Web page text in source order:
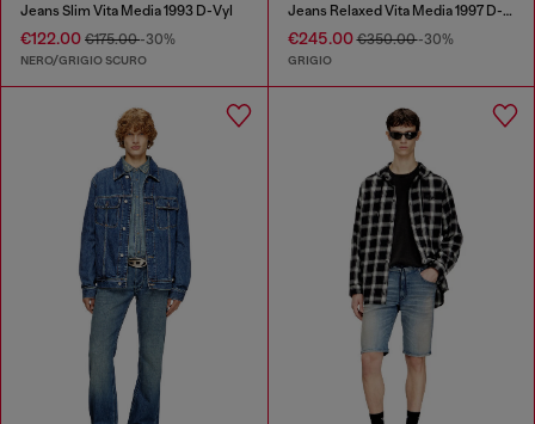
Jeans Slim Vita Media 1993 D-Vyl
€122.00 €175.00-30%
NERO/GRIGIO SCURO
Jeans Relaxed Vita Media 1997 D-Enim-M
€245.00€350.00-30%
GRIGIO